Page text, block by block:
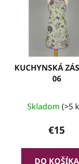
KUCHYNSKÁ
06
Skladom (>5
€15
DO KOŠÍKA